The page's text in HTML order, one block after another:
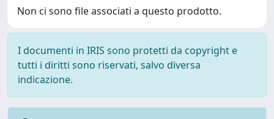
Non ci sono file associati a questo prodotto.
I documenti in IRIS sono protetti da copyright e
tutti i diritti sono riservati, salvo diversa
indicazione.